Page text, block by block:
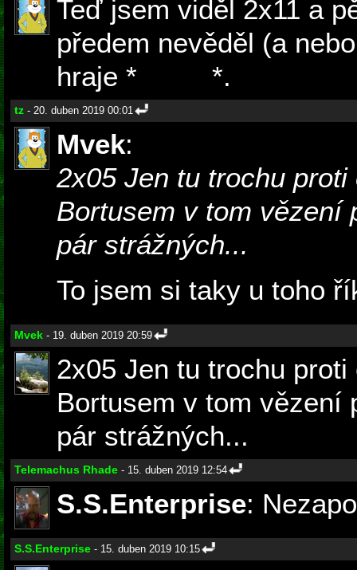
Teď jsem viděl 2x11 a
předem nevěděl (a
hraje *
*.
tz - 20. duben 2019 00:01
Mvek:
2x05 Jen tu trochu
Bortusem v tom vězení
pár strážných...
To jsem si taky u toho
Mvek - 19. duben 2019 20:59
2x05 Jen tu trochu
Bortusem v tom vězení
pár strážných...
Telemachus Rhade - 15. duben 2019 12:54
S.S.Enterprise:
S.S.Enterprise - 15. duben 2019 10:15